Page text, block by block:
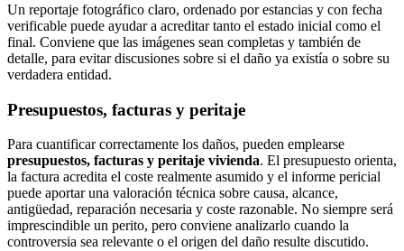
Un reportaje fotográfico claro, ordenado por estancias y con fecha
verificable puede ayudar a acreditar tanto el estado inicial como el
final. Conviene que las imágenes sean completas y también de
detalle, para evitar discusiones sobre si el daño ya existía o sobre su
verdadera entidad.
Presupuestos, facturas y peritaje
Para cuantificar correctamente los daños, pueden emplearse
presupuestos, facturas y peritaje vivienda. El presupuesto orienta,
la factura acredita el coste realmente asumido y el informe pericial
puede aportar una valoración técnica sobre causa, alcance,
antigüedad, reparación necesaria y coste razonable. No siempre será
imprescindible un perito, pero conviene analizarlo cuando la
controversia sea relevante o el origen del daño resulte discutido.